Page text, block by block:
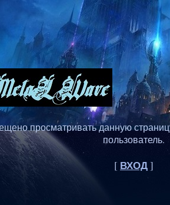
просматривать данную
пользователь.
[ ВХОД]